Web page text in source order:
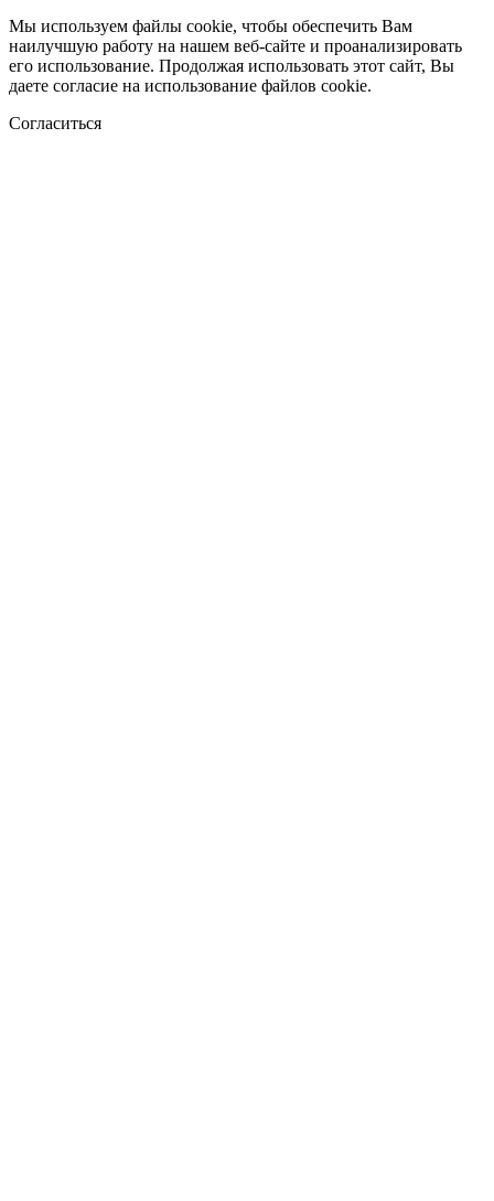
Мы используем файлы cookie, чтобы обеспечить Вам
наилучшую работу на нашем веб-сайте и проанализировать
его использование. Продолжая использовать этот сайт, Вы
даете согласие на использование файлов cookie.
Согласиться